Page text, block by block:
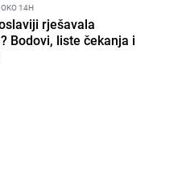
14H
rješavala
Bodovi, liste čekanja i